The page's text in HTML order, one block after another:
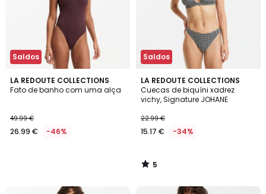
Saldos
LA REDOUTE COLLECTIONS
Fato de banho com uma alça
49.99 €
26.99 € -46%
Saldos
LA REDOUTE COLLECTIONS
Cuecas de biquíni xadrez
vichy, Signature JOHANE
22.99 €
15.17 € -34%
5
/
5
5
/